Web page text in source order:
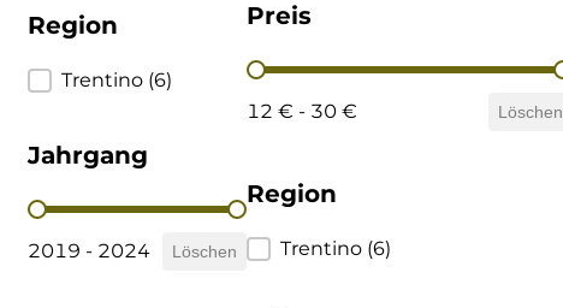
Region
Region
Trentino (6)
Jahrgang
Jahrgang
2019 - 2024 Löschen
Preis
Preis
12 € - 30 € Löschen
Region
Region
Trentino (6)